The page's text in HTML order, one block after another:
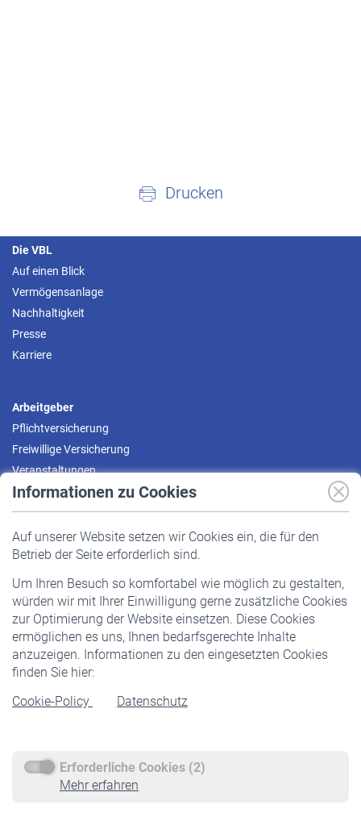
Informationen zu Cookies
Auf unserer Website setzen wir Cookies ein, die für den
Betrieb der Seite erforderlich sind.
Um Ihren Besuch so komfortabel wie möglich zu gestalten,
würden wir mit Ihrer Einwilligung gerne zusätzliche Cookies
zur Optimierung der Website einsetzen. Diese Cookies
ermöglichen es uns, Ihnen bedarfsgerechte Inhalte
anzuzeigen. Informationen zu den eingesetzten Cookies
finden Sie hier:
Cookie-Policy
Datenschutz
Erforderliche Cookies (2)
Mehr erfahren
Drucken
Die VBL
Auf einen Blick
Vermögensanlage
Nachhaltigkeit
Presse
Karriere
Arbeitgeber
Pflichtversicherung
Freiwillige Versicherung
Veranstaltungen
Pflichtversicherung
Staatliche Förderung
Veranstaltungen
Rentner
Rentenbeginn
Rente beantragen
Service
Informationen